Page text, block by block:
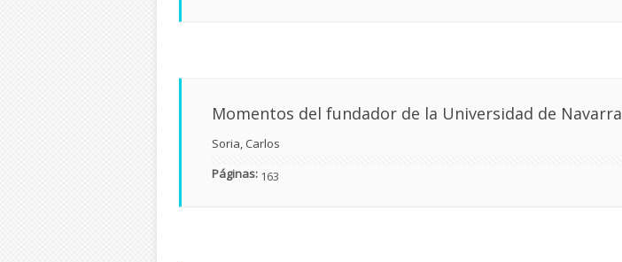
Momentos del fundador de la Universidad de Navarra
Soria, Carlos
Páginas: 163